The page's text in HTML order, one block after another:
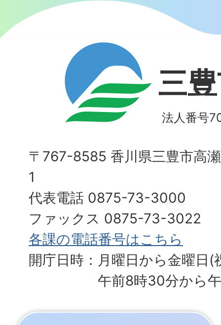
三
法人番号
〒767-8585 香川県三豊市高
1
代表電話 0875-73-3000
ファックス 0875-73-3022
各課の電話番号はこちら
開庁日時：月曜日から金曜日(
午前8時30分から